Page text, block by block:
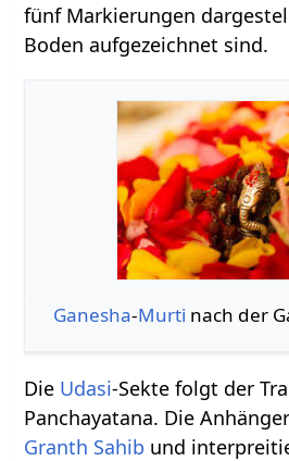
fünf Markierungen
Boden aufgezeichnet sind.
Ganesha-Murti nach der
Die Udasi-Sekte folgt der
Panchayatana. Die
Granth Sahib und